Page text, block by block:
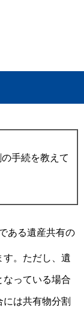
手続を教えて
ある遺産共有の
す。ただし、遺
なっている場合
は共有物分割